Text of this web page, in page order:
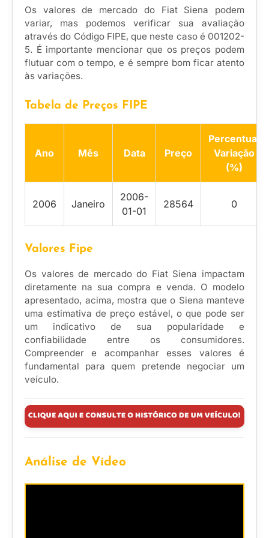
Os valores de mercado do Fiat Siena podem
variar, mas podemos verificar sua avaliação
através do Código FIPE, que neste caso é 001202-
5. É importante mencionar que os preços podem
flutuar com o tempo, e é sempre bom ficar atento
às variações.
Tabela de Preços FIPE
Ano Mês Data Preço
Percentual
Variação
(%)
2006 Janeiro
2006-
01-01
28564 0
Valores Fipe
Os valores de mercado do Fiat Siena impactam
diretamente na sua compra e venda. O modelo
apresentado, acima, mostra que o Siena manteve
uma estimativa de preço estável, o que pode ser
um indicativo de sua popularidade e
confiabilidade entre os consumidores.
Compreender e acompanhar esses valores é
fundamental para quem pretende negociar um
veículo.
Análise de Vídeo